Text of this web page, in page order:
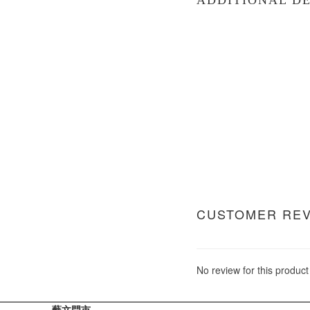
CUSTOMER
No review for this product